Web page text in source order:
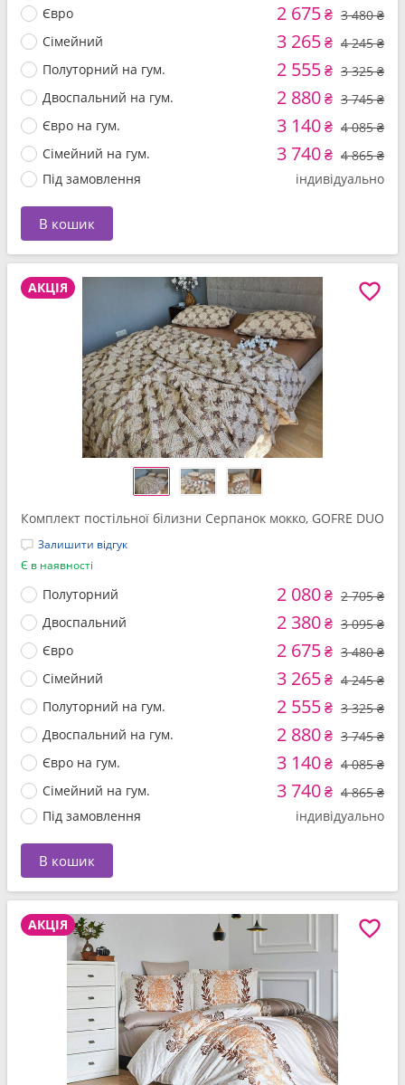
Євро
2 675₴ 3 480 ₴
Сімейний
3 265₴ 4 245 ₴
Полуторний на гум.
2 555₴ 3 325 ₴
Двоспальний на гум.
2 880₴ 3 745 ₴
Євро на гум.
3 140₴ 4 085 ₴
Сімейний на гум.
3 740₴ 4 865 ₴
Під замовлення
індивідуально
В кошик
АКЦІЯ
Комплект постільної білизни Серпанок мокко, GOFRE DUO
Залишити відгук
Є в наявності
Полуторний 2 080₴ 2 705 ₴
Двоспальний
2 380₴ 3 095 ₴
Євро
2 675₴ 3 480 ₴
Сімейний
3 265₴ 4 245 ₴
Полуторний на гум.
2 555₴ 3 325 ₴
Двоспальний на гум.
2 880₴ 3 745 ₴
Євро на гум.
3 140₴ 4 085 ₴
Сімейний на гум.
3 740₴ 4 865 ₴
Під замовлення
індивідуально
В кошик
АКЦІЯ